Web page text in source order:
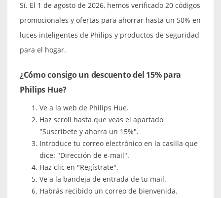
Sí. El 1 de agosto de 2026, hemos verificado 20 códigos
promocionales y ofertas para ahorrar hasta un 50% en
luces inteligentes de Philips y productos de seguridad
para el hogar.
¿Cómo consigo un descuento del 15% para
Philips Hue?
Ve a la web de Philips Hue.
Haz scroll hasta que veas el apartado
"Suscríbete y ahorra un 15%".
Introduce tu correo electrónico en la casilla que
dice: "Dirección de e-mail".
Haz clic en "Regístrate".
Ve a la bandeja de entrada de tu mail.
Habrás recibido un correo de bienvenida.